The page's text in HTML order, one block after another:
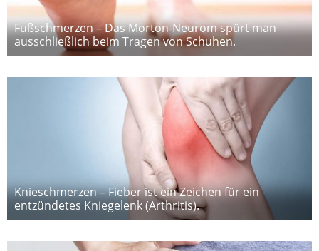
Fußschmerzen – Das Morton-Neurom spürt man
ausschließlich beim Tragen von Schuhen.
Knieschmerzen – Fieber ist ein Zeichen für ein
entzündetes Kniegelenk (Arthritis).